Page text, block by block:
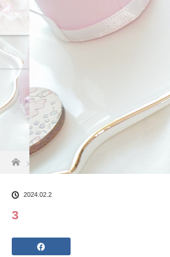
ホーム
ブログ一覧
2024.02.2
3